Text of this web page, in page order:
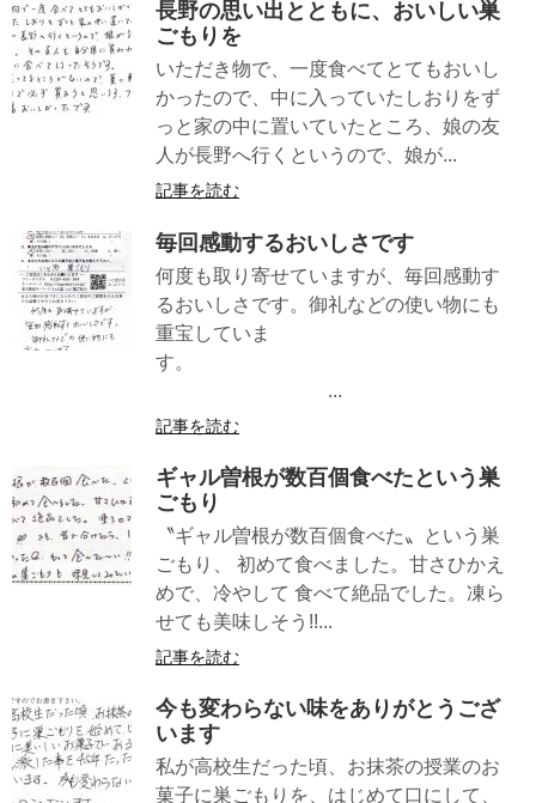
長野の思い出とともに、おいしい巣
ごもりを
いただき物で、一度食べてとてもおいし
かったので、中に入っていたしおりをず
っと家の中に置いていたところ、娘の友
人が長野へ行くというので、娘が...
記事を読む
毎回感動するおいしさです
何度も取り寄せていますが、毎回感動す
るおいしさです。御礼などの使い物にも
重宝していま
す。
...
記事を読む
ギャル曽根が数百個食べたという巣
ごもり
〝ギャル曽根が数百個食べた〟という巣
ごもり、 初めて食べました。甘さひかえ
めで、冷やして 食べて絶品でした。凍ら
せても美味しそう!!...
記事を読む
今も変わらない味をありがとうござ
います
私が高校生だった頃、お抹茶の授業のお
菓子に巣ごもりを、はじめて口にして、